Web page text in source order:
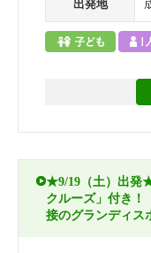
出発地
★9/19（土）出発
クルーズ」付き
接のグランディス